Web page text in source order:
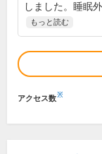
しました。睡眠
もっと読む
アクセス数※